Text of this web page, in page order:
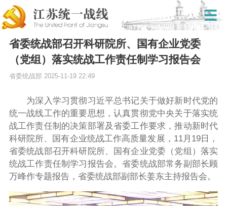
省委统战部召开科研院所、国有企业党委
（党组）落实统战工作责任制学习报告会
省委统战部 2025-11-19 22:49
为深入学习贯彻习近平总书记关于做好新时代党的
统一战线工作的重要思想，认真贯彻党中央关于落实统
战工作责任制的决策部署及省委工作要求，推动新时代
科研院所、国有企业统战工作高质量发展，11月19日，
省委统战部召开科研院所、国有企业党委（党组）落实
统战工作责任制学习报告会。省委统战部常务副部长顾
万峰作专题报告，省委统战部副部长姜东主持报告会。